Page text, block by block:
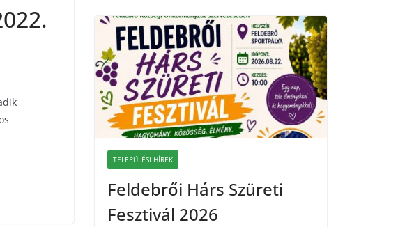
TELEPÜLÉSI HÍREK
Feldebrői Hárs Szüreti
Fesztivál 2026